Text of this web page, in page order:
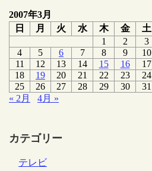
2007年3月
日
月 火 水 木 金
土
1
2
3
4
5 6 7 8 9
10
11
12 13 14 15 16
17
18
19 20 21 22 23
24
25
26 27 28 29 30
31
« 2月
4月 »
カテゴリー
テレビ